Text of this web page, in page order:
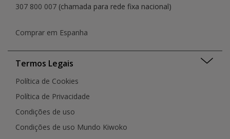
Vila Real
307 800 007 (chamada para rede fixa nacional)
Comprar em Espanha
Termos Legais
Política de Cookies
Política de Privacidade
Condições de uso
Condições de uso Mundo Kiwoko